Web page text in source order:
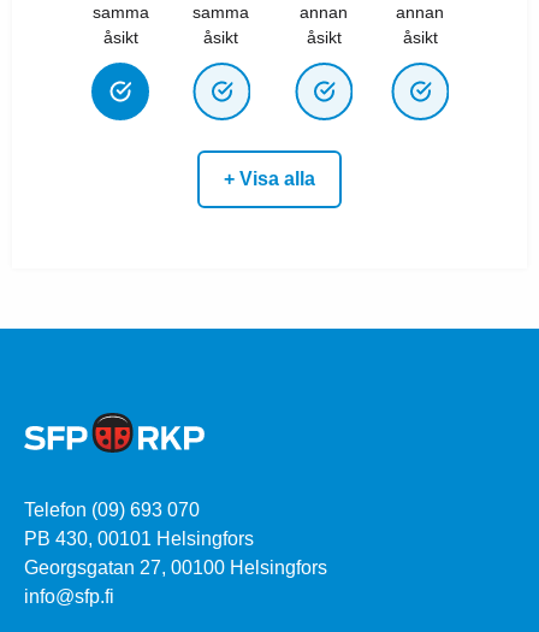
samma
åsikt
samma
åsikt
annan
åsikt
annan
åsikt
+ Visa alla
Telefon (09) 693 070
PB 430, 00101 Helsingfors
Georgsgatan 27, 00100 Helsingfors
info@sfp.fi